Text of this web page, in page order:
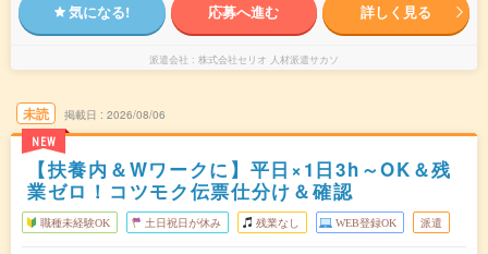
気になる! 応募へ進む 詳しく見る
派遣会社 株式会社セリオ 人材派遣サカソ
未読
NEW
掲載日 2026/08/06
【扶養内＆Wワークに】平日×1日3h～OK＆残
業ゼロ！コツモク伝票仕分け＆確認
職種未経験OK 土日祝日が休み 残業なし WEB登録OK 派遣